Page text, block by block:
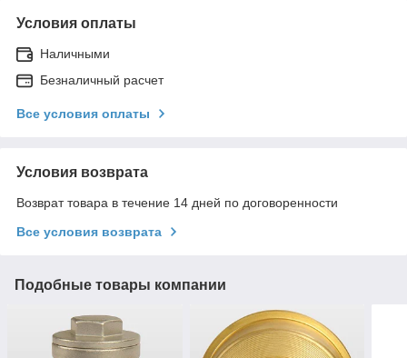
Условия оплаты
Наличными
Безналичный расчет
Все условия оплаты
Условия возврата
Возврат товара в течение 14 дней по договоренности
Все условия возврата
Подобные товары компании